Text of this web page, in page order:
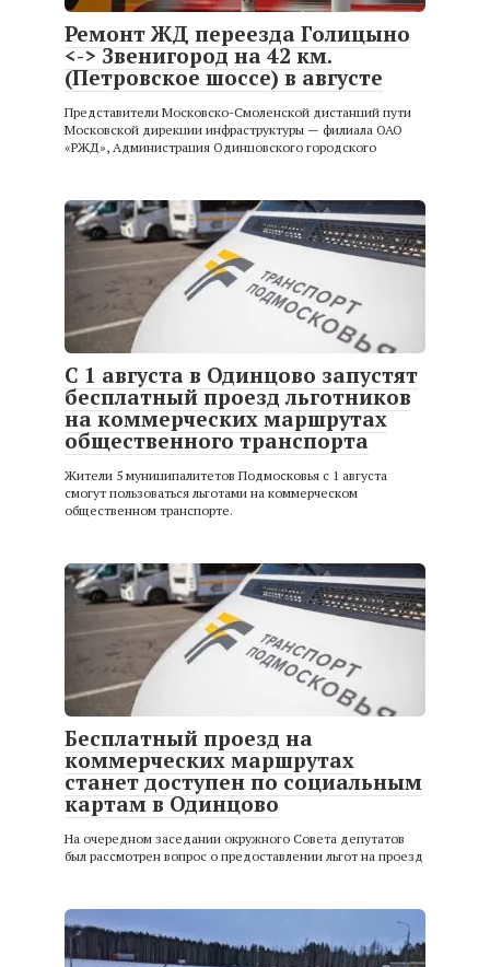
Ремонт ЖД переезда Голицыно
<-> Звенигород на 42 км.
(Петровское шоссе) в августе
Представители Московско-Смоленской дистанций пути
Московской дирекции инфраструктуры — филиала ОАО
«РЖД», Администрация Одинцовского городского
С 1 августа в Одинцово запустят
бесплатный проезд льготников
на коммерческих маршрутах
общественного транспорта
Жители 5 муниципалитетов Подмосковья с 1 августа
смогут пользоваться льготами на коммерческом
общественном транспорте.
Бесплатный проезд на
коммерческих маршрутах
станет доступен по социальным
картам в Одинцово
На очередном заседании окружного Совета депутатов
был рассмотрен вопрос о предоставлении льгот на проезд